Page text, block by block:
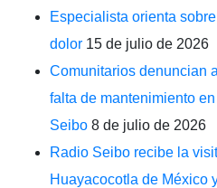
Especialista orienta
dolor 15 de julio de 2026
Comunitarios denuncian
falta de mantenimiento
Seibo 8 de julio de 2026
Radio Seibo recibe la
Huayacocotla de México